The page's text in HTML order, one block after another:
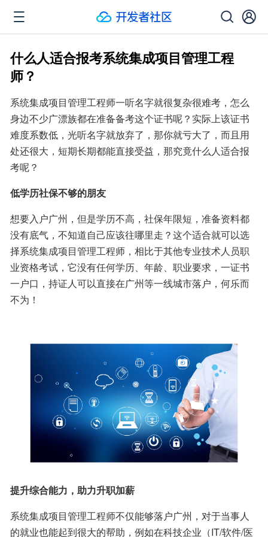
什么人适合报考系统集成项目管理工程
师？
系统集成项目管理工程师一听名字就很复杂很难考，怎么
身边不少广漂族都在准备备考这个证书呢？实际上该证书
难度系数低，光听名字就放弃了，那你就亏大了，而且用
处还很大，短期长期都能直接受益，那究竟什么人适合报
考呢？
低学历社保不够的朋友
想要入户广州，但是学历不高，社保年限短，准备资料都
没有底气，不知道自己应该往哪里走？这个适合就可以选
择系统集成项目管理工程师，相比于其他专业技术人员职
业资格考试，它没有任何学历、年龄、职业要求，一证书
一户口，持证人可以直接在广州等一线城市落户，何乐而
不为！
提升综合能力，助力升职加薪
系统集成项目管理工程师不仅能够落户广州，对于当事人
的就业也能起到很大的帮助，例如在科技企业（IT/软件/医